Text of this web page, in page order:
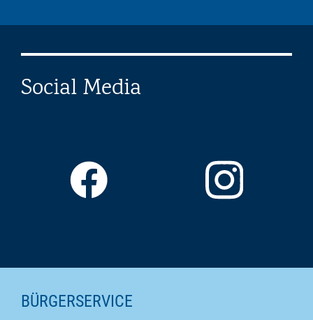
Social Media
SEITENINHALTE
BÜRGERSERVICE